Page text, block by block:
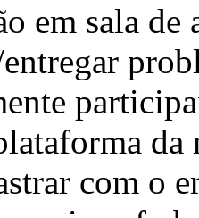
em sala de
com o